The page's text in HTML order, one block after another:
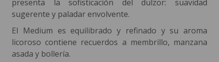
presenta la sofisticación del dulzor: suavidad
sugerente y paladar envolvente.
El Medium es equilibrado y refinado y su aroma
licoroso contiene recuerdos a membrillo, manzana
asada y bollería.